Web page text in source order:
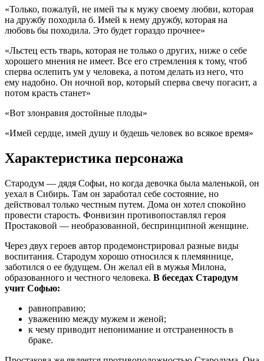
«Только, пожалуй, не имей ты к мужу своему любви, которая
на дружбу походила б. Имей к нему дружбу, которая на
любовь бы походила. Это будет гораздо прочнее»
«Льстец есть тварь, которая не только о других, ниже о себе
хорошего мнения не имеет. Все его стремления к тому, чтоб
сперва ослепить ум у человека, а потом делать из него, что
ему надобно. Он ночной вор, который сперва свечу погасит, а
потом красть станет»
«Вот злонравия достойные плоды»
«Имей сердце, имей душу и будешь человек во всякое время»
Характеристика персонажа
Стародум — дядя Софьи, но когда девочка была маленькой, он
уехал в Сибирь. Там он заработал себе состояние, но
действовал только честным путем. Дома он хотел спокойно
провести старость. Фонвизин противопоставлял героя
Простаковой — необразованной, беспринципной женщине.
Через двух героев автор продемонстрировал разные виды
воспитания. Стародум хорошо относился к племяннице,
заботился о ее будущем. Он желал ей в мужья Милона,
образованного и честного человека. В беседах Стародум
учит Софью:
равноправию;
уважению между мужем и женой;
к чему приводит непонимание и отстраненность в
браке.